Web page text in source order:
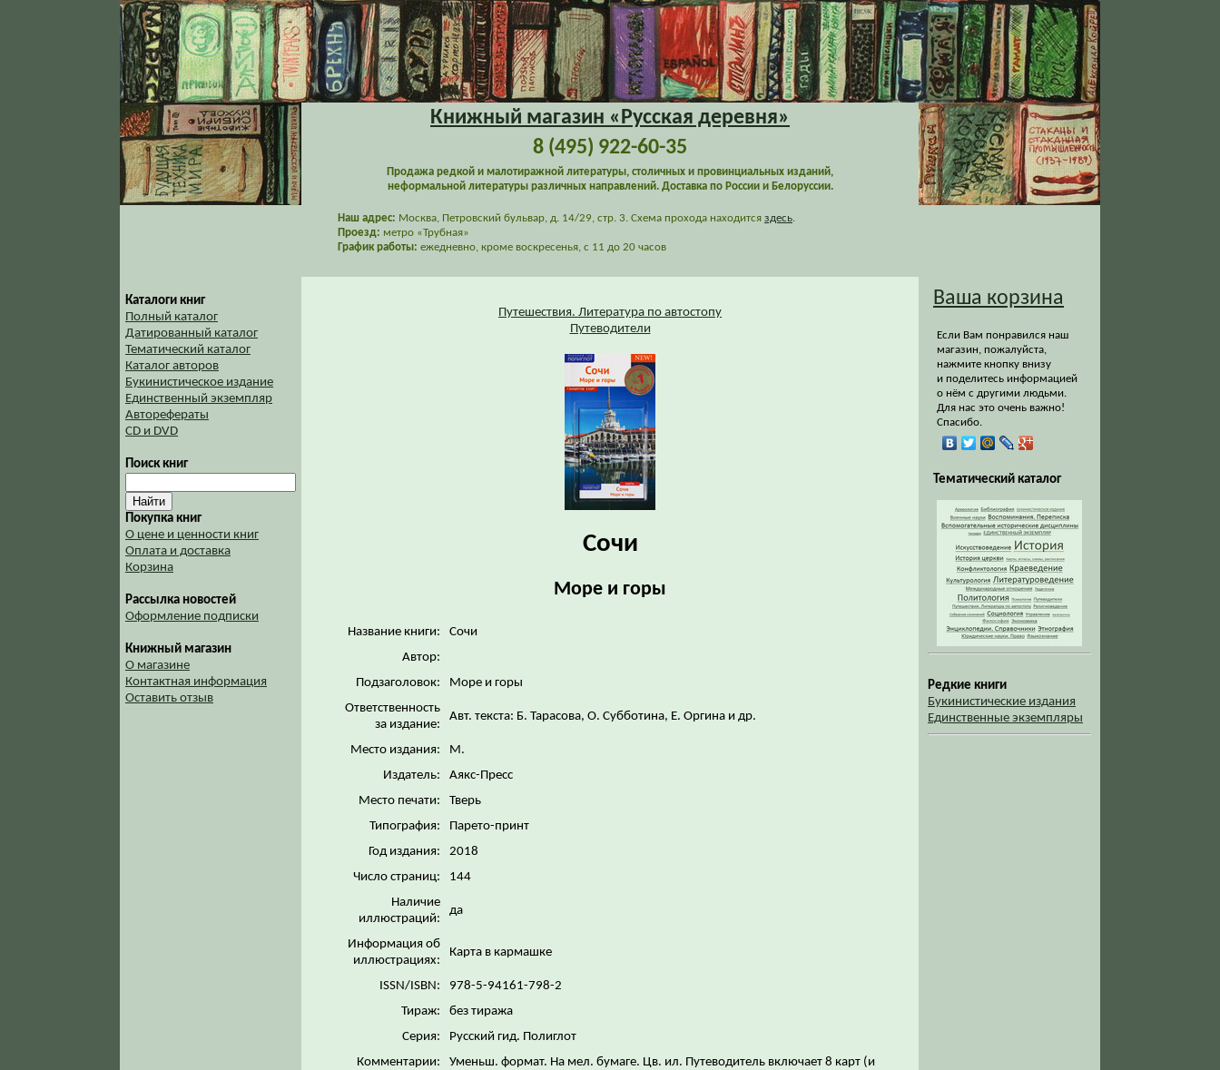
Книжный магазин «Русская деревня»
8 (495) 922-60-35
Продажа редкой и малотиражной литературы, столичных и провинциальных изданий,
неформальной литературы различных направлений. Доставка по России и Белоруссии.
Наш адрес: Москва, Петровский бульвар, д. 14/29, стр. 3. Схема прохода находится здесь.
Проезд: метро «Трубная»
График работы: ежедневно, кроме воскресенья, с 11 до 20 часов
Каталоги книг
Полный каталог
Датированный каталог
Тематический каталог
Каталог авторов
Букинистическое издание
Единственный экземпляр
Авторефераты
CD и DVD
Поиск книг
Покупка книг
О цене и ценности книг
Оплата и доставка
Корзина
Рассылка новостей
Оформление подписки
Книжный магазин
О магазине
Контактная информация
Оставить отзыв
Путешествия. Литература по автостопу
Путеводители
Сочи
Море и горы
Название книги:
Сочи
Автор:
Подзаголовок:
Море и горы
Ответственность
за издание:
Авт. текста: Б. Тарасова, О. Субботина, Е. Оргина и др.
Место издания:
М.
Издатель:
Аякс-Пресс
Место печати:
Тверь
Типография:
Парето-принт
Год издания:
2018
Число страниц:
144
Наличие
иллюстраций:
да
Информация об
иллюстрациях:
Карта в кармашке
ISSN/ISBN:
978-5-94161-798-2
Тираж:
без тиража
Серия:
Русский гид. Полиглот
Комментарии:
Уменьш. формат. На мел. бумаге. Цв. ил. Путеводитель включает 8 карт (и
Ваша корзина
Если Вам понравился наш
магазин, пожалуйста,
нажмите кнопку внизу
и поделитесь информацией
о нём с другими людьми.
Для нас это очень важно!
Спасибо.
Тематический каталог
Редкие книги
Букинистические издания
Единственные экземпляры